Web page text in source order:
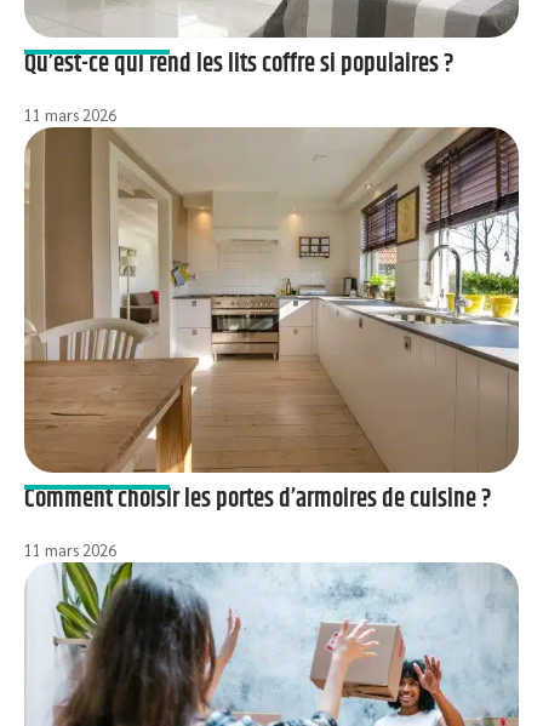
Qu’est-ce qui rend les lits coffre si populaires ?
11 mars 2026
Comment choisir les portes d’armoires de cuisine ?
11 mars 2026